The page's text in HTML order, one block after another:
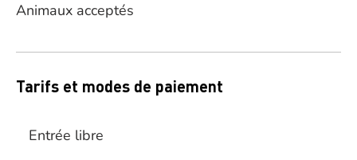
Animaux acceptés
Tarifs et modes de paiement
Entrée libre